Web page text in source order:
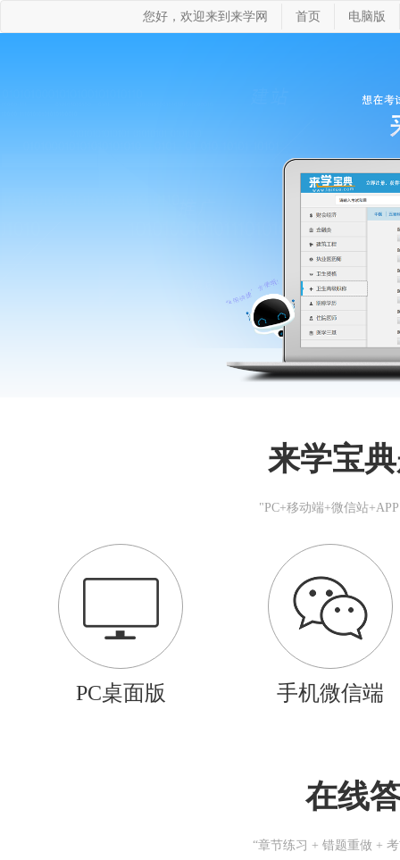
您好，欢迎来到来学网 首页 电脑版
来学宝
"PC+移动端+微信站
PC桌面版 手机微信端
在线
“章节练习 + 错题重做 +